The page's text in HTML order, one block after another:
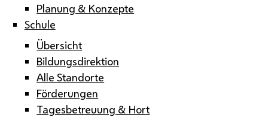
Planung & Konzepte
Schule
Übersicht
Bildungsdirektion
Alle Standorte
Förderungen
Tagesbetreuung & Hort